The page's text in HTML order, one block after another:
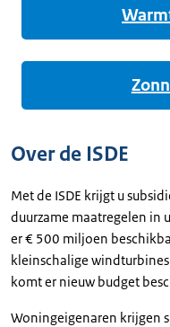
Over de ISDE
Met de ISDE krijgt u
duurzame maatregelen in
er € 500 miljoen
kleinschalige
komt er nieuw budget
Woningeigenaren krijgen